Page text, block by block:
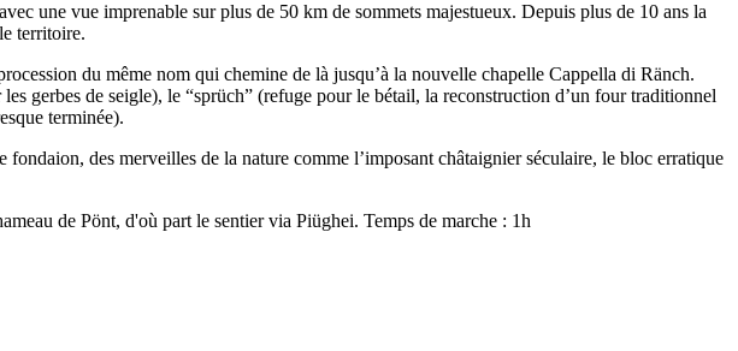
une vue imprenable sur plus de 50 km de sommets majestueux. Depuis plus de 10 ans la
territoire.
du même nom qui chemine de là jusqu’à la nouvelle chapelle Cappella di Ränch.
gerbes de seigle), le “sprüch” (refuge pour le bétail, la reconstruction d’un four traditionnel
terminée).
des merveilles de la nature comme l’imposant châtaignier séculaire, le bloc erratique
de Pönt, d'où part le sentier via Piüghei. Temps de marche : 1h